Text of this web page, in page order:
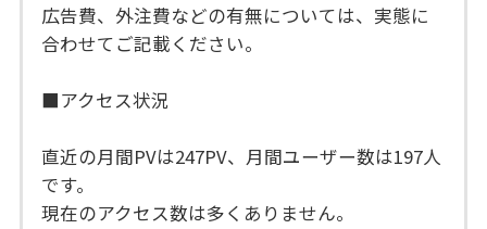
広告費、外注費などの有無については、実態に
合わせてご記載ください。
■アクセス状況
直近の月間PVは247PV、月間ユーザー数は197人
です。
現在のアクセス数は多くありません。